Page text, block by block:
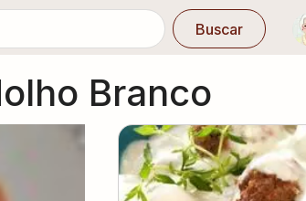
Buscar
Branco